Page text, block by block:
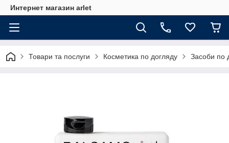
Интернет магазин arlet
Товари та послуги Косметика по догляду Засоби по